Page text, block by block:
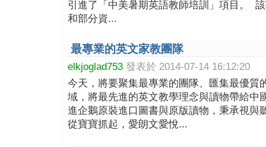
引進了「中美暑期英語教師培訓」項目。
和部分資...
最專業的英文家教團隊
elkjoglad753 發表於 2014-07-14 16:12:20
今天，將要聚集最專業的團隊、匯集最優質
域，將最先進的英文教學理念與讀物帶給中
進企鵝原裝進口圖書與原版讀物，秉承視與
從寶寶抓起，愛朗文愛悅...